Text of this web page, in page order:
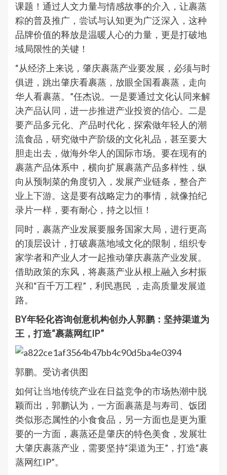
课题！通过人文力量与情感故事的介入，让裹蒸
粽的普及推广，尝试与认知更为广泛深入，这种
品牌价值的释放是温暖人心的力量，更是打破地
域局限性的关键！
“从经济上来说，肇庆裹蒸产业要发展，必须与时
俱进，跳出肇庆看裹蒸，放眼全国看裹蒸，走向
华人看裹蒸。”任杰说。一是要通过文化认同来解
决产品认同，进一步推进产业投资的信心。二是
要产品多元化、产品时代化，探索做年轻人的潮
流食品，研究做中产阶级的文化礼品，甚至要大
胆走出去，做海外华人的国际市场。要在现有的
裹蒸产品体系中，横向扩展裹蒸产品多样性，纵
向从预制菜的角度切入，发展产业链条，整合产
业上下游。这是要有战略定力的事情，就像拍纪
录片一样，要有耐心，持之以恒！
同时，裹蒸产业发展要服务国家大局，进行更高
的顶层设计，打破裹蒸地域文化的限制，组织专
家学者和产业人才一起推动肇庆裹蒸产业发展。
借助政策的东风，将裹蒸产业从根上融入乡村振
兴和“百千万工程”，利民惠民 ，走高质量发展道
路。
BY年轻化咨询创意机构创办人郭鹏：坚持渠道为
王，打造“裹蒸网红IP”
郭鹏。受访者供图
如何让当地传统产业在日益竞争的市场热潮中脱
颖而出，郭鹏认为，一方面裹蒸是与寿司、饭团
类似形态属性的小食食品，另一方面也是更为重
要的一方面，裹蒸还是肇庆的特色美食，发展壮
大肇庆裹蒸产业，需要坚持“渠道为王”，打造“裹
蒸网红IP”。